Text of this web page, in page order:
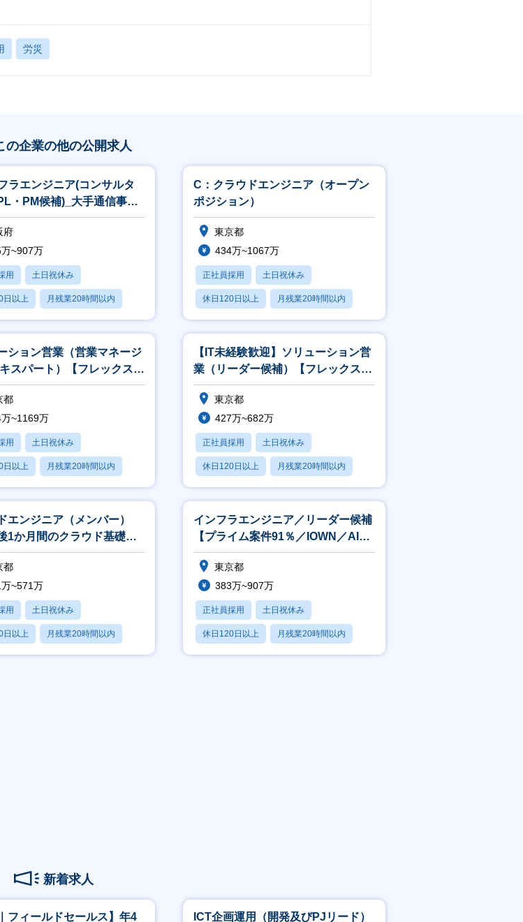
労災
の企業の他の公開求人
ラエンジニア(コンサルタ
・PM候補)_大手通信事業
/大阪梅田勤務
府
~907万
用 土日祝休み
日以上 月残業20時間以内
C：クラウドエンジニア（オープン
ポジション）
東京都
434万~1067万
正社員採用 土日祝休み
休日120日以上 月残業20時間以内
賞与あり
ション営業（営業マネージ
スパート）【フレックス／
可／世界30か国に展開】
都
~1169万
用 土日祝休み
日以上 月残業20時間以内
【IT未経験歓迎】ソリューション営
業（リーダー候補）【フレックス／
リモート可／世界30か国に展開】
東京都
427万~682万
正社員採用 土日祝休み
休日120日以上 月残業20時間以内
賞与あり
エンジニア（メンバー）
1か月間のクラウド基礎研
リアプラン優先のアサイ
都
~571万
用 土日祝休み
日以上 月残業20時間以内
インフラエンジニア／リーダー候補
【プライム案件91％／IOWN／AI／
フルリモート案件あり】
東京都
383万~907万
正社員採用 土日祝休み
休日120日以上 月残業20時間以内
賞与あり
新着求人
フィールドセールス】年4 ICT企画運用（開発及びPJリード）